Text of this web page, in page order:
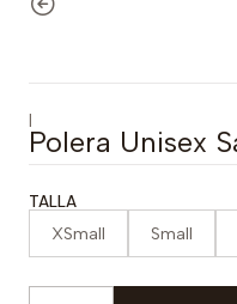
|
Polera Unisex
TALLA
XSmall Small